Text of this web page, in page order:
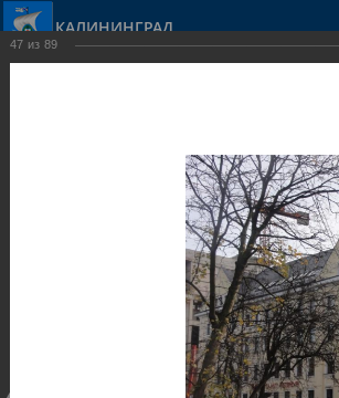
КАЛИНИНГРАД
Общественные здания и сооружения
47 из 89